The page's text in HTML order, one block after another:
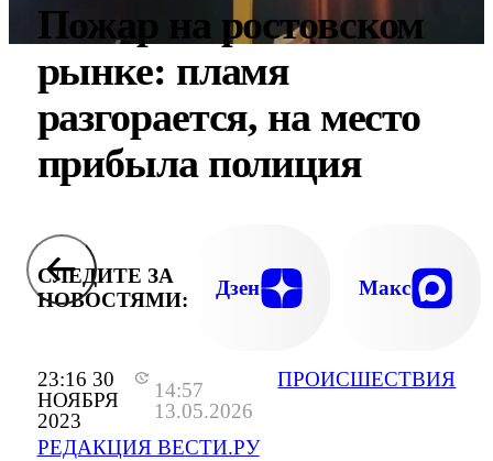
23:16 30
НОЯБРЯ
2023
14:57
13.05.2026
РЕДАКЦИЯ ВЕСТИ.РУ
ПРОИСШЕСТВИЯ
Пожар на ростовском
рынке: пламя
разгорается, на место
прибыла полиция
СЛЕДИТЕ ЗА
НОВОСТЯМИ:
Дзен Макс